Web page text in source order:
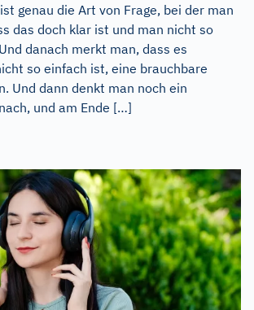
genau die Art von Frage, bei der man
das doch klar ist und man nicht so
danach merkt man, dass es
so einfach ist, eine brauchbare
Und dann denkt man noch ein
und am Ende […]